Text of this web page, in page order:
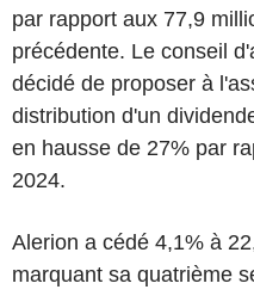
par rapport aux 77,9
précédente. Le conseil
décidé de proposer à
distribution d'un
en hausse de 27% par
2024.
Alerion a cédé 4,1% à
marquant sa quatrième